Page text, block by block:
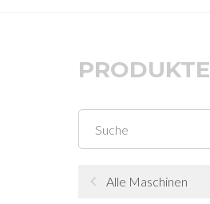
PRODUKTE
Alle Maschinen